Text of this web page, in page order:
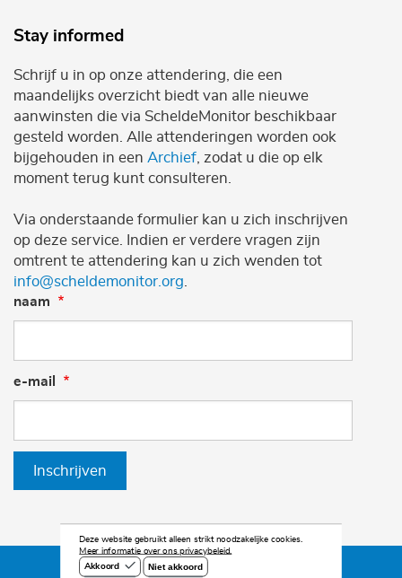
Stay informed
Schrijf u in op onze attendering, die een
maandelijks overzicht biedt van alle nieuwe
aanwinsten die via ScheldeMonitor beschikbaar
gesteld worden. Alle attenderingen worden ook
bijgehouden in een Archief , zodat u die op elk
moment terug kunt consulteren.
Via onderstaande formulier kan u zich inschrijven
op deze service. Indien er verdere vragen zijn
omtrent te attendering kan u zich wenden tot
info@scheldemonitor.org
naam
e-mail
Inschrijven
©2026 Scheldemonitor
Deze website gebruikt alleen strikt noodzakelijke cookies.
Meer informatie over ons privacybeleid.
Akkoord
Niet akkoord